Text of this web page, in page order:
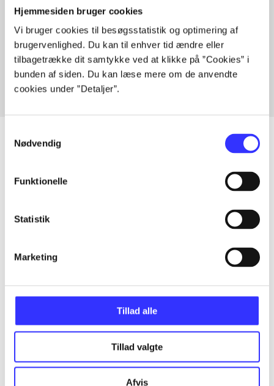
Hjemmesiden bruger cookies
Vi bruger cookies til besøgsstatistik og optimering af
brugervenlighed. Du kan til enhver tid ændre eller
tilbagetrække dit samtykke ved at klikke på ”Cookies” i
bunden af siden. Du kan læse mere om de anvendte
cookies under ”Detaljer”.
Nødvendig
Funktionelle
Statistik
Marketing
Tillad alle
Tillad valgte
Afvis
Artikler med samme emner
Fra
Artikler